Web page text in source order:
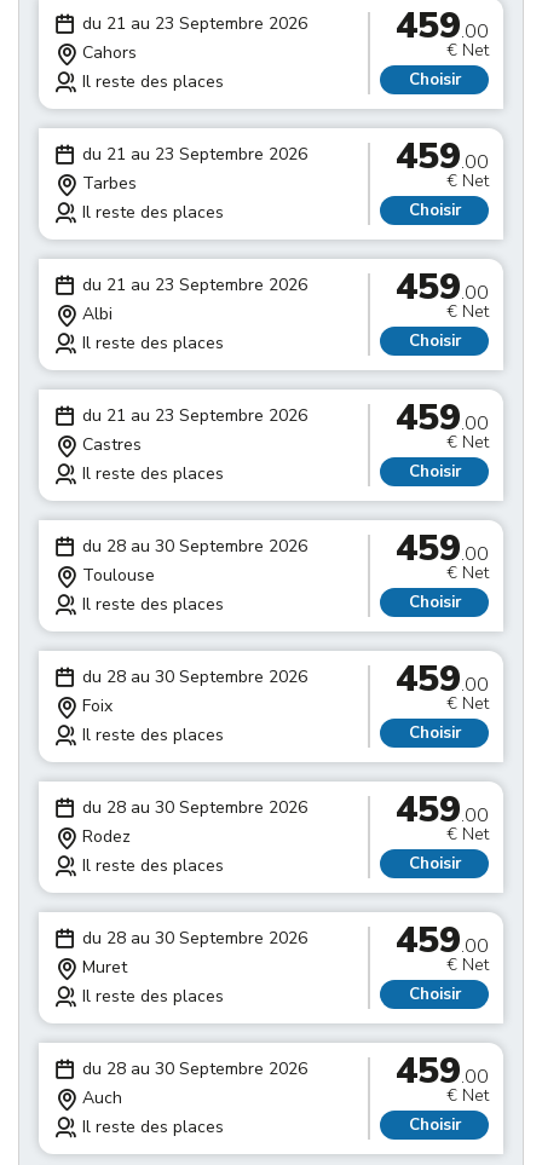
du 21 au 23 Septembre 2026
Cahors
Il reste des places
459.00
€ Net
Choisir
du 21 au 23 Septembre 2026
Tarbes
Il reste des places
459.00
€ Net
Choisir
du 21 au 23 Septembre 2026
Albi
Il reste des places
459.00
€ Net
Choisir
du 21 au 23 Septembre 2026
Castres
Il reste des places
459.00
€ Net
Choisir
du 28 au 30 Septembre 2026
Toulouse
Il reste des places
459.00
€ Net
Choisir
du 28 au 30 Septembre 2026
Foix
Il reste des places
459.00
€ Net
Choisir
du 28 au 30 Septembre 2026
Rodez
Il reste des places
459.00
€ Net
Choisir
du 28 au 30 Septembre 2026
Muret
Il reste des places
459.00
€ Net
Choisir
du 28 au 30 Septembre 2026
Auch
Il reste des places
459.00
€ Net
Choisir